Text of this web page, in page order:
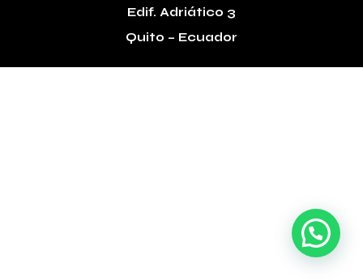
Edif. Adriático 3
Quito – Ecuador